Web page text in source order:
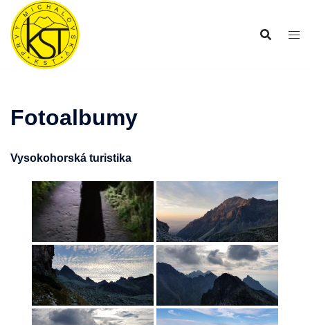
Preskočiť
obsah
Fotoalbumy
Vysokohorská turistika